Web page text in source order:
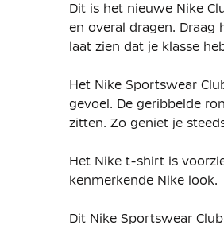
Dit is het nieuwe Nike
en overal dragen.
laat zien dat je klasse
Het Nike Sportswear
gevoel. De geribbelde
zitten. Zo geniet je
Het Nike t-shirt is
kenmerkende Nike look.
Dit Nike Sportswear